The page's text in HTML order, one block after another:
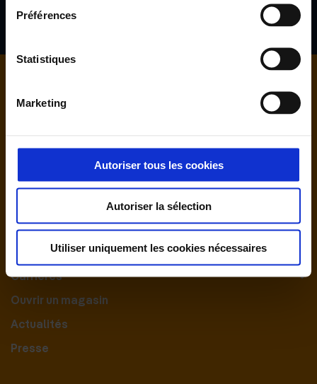
Préférences
Statistiques
Marketing
Autoriser tous les cookies
Autoriser la sélection
Utiliser uniquement les cookies nécessaires
Nous contacter
Le Groupement
Nos engagements
Carrières
Ouvrir un magasin
Actualités
Presse